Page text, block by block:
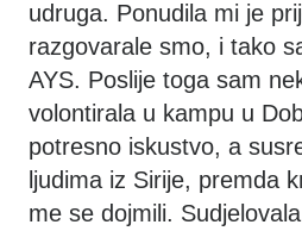
udruga. Ponudila mi je
razgovarale smo, i tako
AYS. Poslije toga sam
volontirala u kampu u
potresno iskustvo, a
ljudima iz Sirije, premda
me se dojmili.